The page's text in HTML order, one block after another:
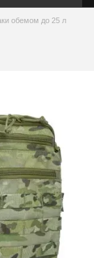
обемом до 25 л